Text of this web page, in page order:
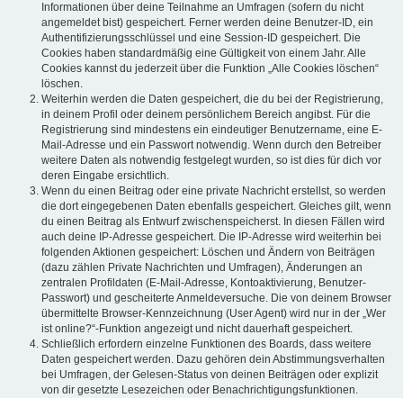
Informationen über deine Teilnahme an Umfragen (sofern du nicht
angemeldet bist) gespeichert. Ferner werden deine Benutzer-ID, ein
Authentifizierungsschlüssel und eine Session-ID gespeichert. Die
Cookies haben standardmäßig eine Gültigkeit von einem Jahr. Alle
Cookies kannst du jederzeit über die Funktion „Alle Cookies löschen“
löschen.
Weiterhin werden die Daten gespeichert, die du bei der Registrierung,
in deinem Profil oder deinem persönlichem Bereich angibst. Für die
Registrierung sind mindestens ein eindeutiger Benutzername, eine E-
Mail-Adresse und ein Passwort notwendig. Wenn durch den Betreiber
weitere Daten als notwendig festgelegt wurden, so ist dies für dich vor
deren Eingabe ersichtlich.
Wenn du einen Beitrag oder eine private Nachricht erstellst, so werden
die dort eingegebenen Daten ebenfalls gespeichert. Gleiches gilt, wenn
du einen Beitrag als Entwurf zwischenspeicherst. In diesen Fällen wird
auch deine IP-Adresse gespeichert. Die IP-Adresse wird weiterhin bei
folgenden Aktionen gespeichert: Löschen und Ändern von Beiträgen
(dazu zählen Private Nachrichten und Umfragen), Änderungen an
zentralen Profildaten (E-Mail-Adresse, Kontoaktivierung, Benutzer-
Passwort) und gescheiterte Anmeldeversuche. Die von deinem Browser
übermittelte Browser-Kennzeichnung (User Agent) wird nur in der „Wer
ist online?“-Funktion angezeigt und nicht dauerhaft gespeichert.
Schließlich erfordern einzelne Funktionen des Boards, dass weitere
Daten gespeichert werden. Dazu gehören dein Abstimmungsverhalten
bei Umfragen, der Gelesen-Status von deinen Beiträgen oder explizit
von dir gesetzte Lesezeichen oder Benachrichtigungsfunktionen.